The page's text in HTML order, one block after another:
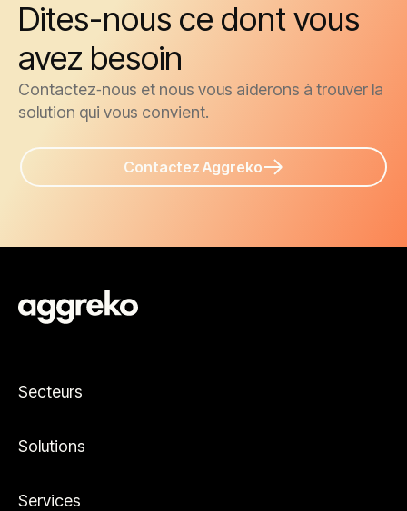
Dites-nous ce dont vous
avez besoin
Contactez‑nous et nous vous aiderons à trouver la
solution qui vous convient.
Contactez Aggreko
Secteurs
Solutions
Services